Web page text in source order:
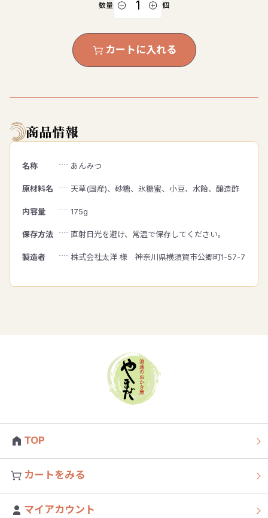
数量 個
カートに入れる
商品情報
名称 あんみつ
原材料名 天草(国産)、砂糖、氷糖蜜、小豆、水飴、醸造酢
内容量 175g
保存方法 直射日光を避け、常温で保存してください。
製造者 株式会社太洋 様 神奈川県横須賀市公郷町1-57-7
TOP
カートをみる
マイアカウント